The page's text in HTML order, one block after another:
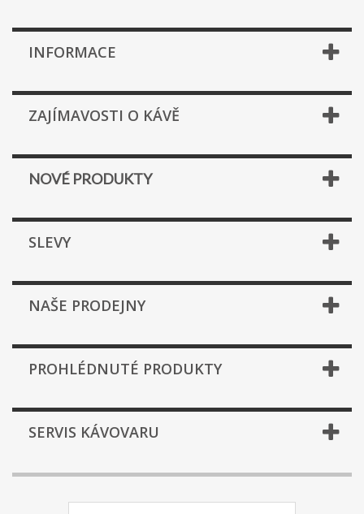
INFORMACE
ZAJÍMAVOSTI O KÁVĚ
NOVÉ PRODUKTY
SLEVY
NAŠE PRODEJNY
PROHLÉDNUTÉ PRODUKTY
SERVIS KÁVOVARU